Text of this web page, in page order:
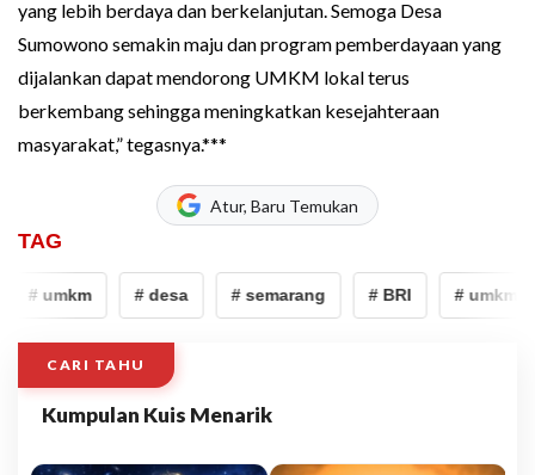
yang lebih berdaya dan berkelanjutan. Semoga Desa
Sumowono semakin maju dan program pemberdayaan yang
dijalankan dapat mendorong UMKM lokal terus
berkembang sehingga meningkatkan kesejahteraan
masyarakat,” tegasnya.***
Atur, Baru Temukan
TAG
# umkm # desa # semarang # BRI # umkm
CARI TAHU
Kumpulan Kuis Menarik